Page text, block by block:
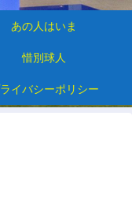
あの人はいま
惜別球人
イバシーポリシー